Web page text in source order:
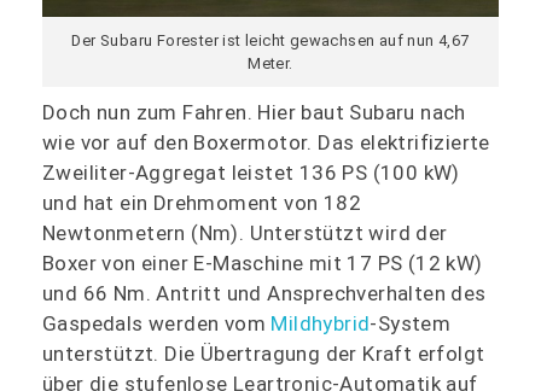
Der Subaru Forester ist leicht gewachsen auf nun 4,67
Meter.
Doch nun zum Fahren. Hier baut Subaru nach
wie vor auf den Boxermotor. Das elektrifizierte
Zweiliter-Aggregat leistet 136 PS (100 kW)
und hat ein Drehmoment von 182
Newtonmetern (Nm). Unterstützt wird der
Boxer von einer E-Maschine mit 17 PS (12 kW)
und 66 Nm. Antritt und Ansprechverhalten des
Gaspedals werden vom Mildhybrid-System
unterstützt. Die Übertragung der Kraft erfolgt
über die stufenlose Leartronic-Automatik auf